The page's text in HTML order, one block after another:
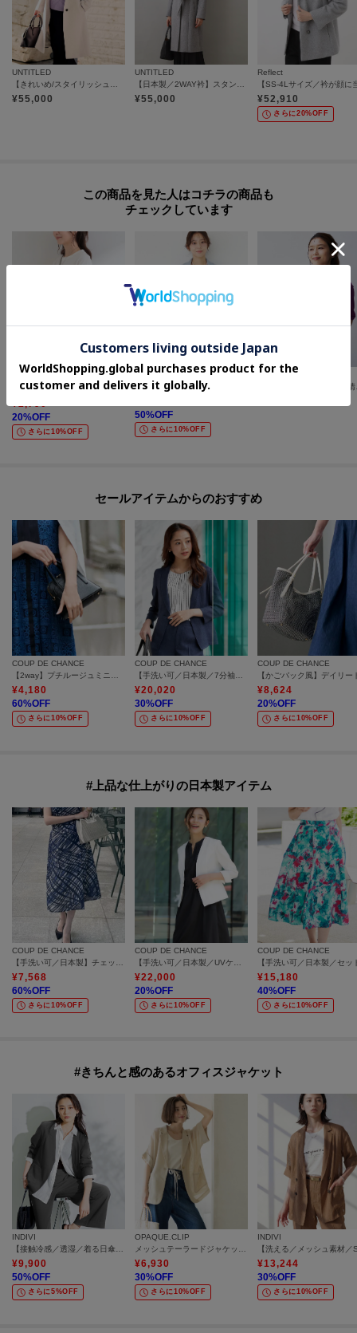
UNTITLED
【きれいめ/スタイリッシュ】2WAYスタンドカラーロングコート
¥55,000
UNTITLED
【日本製／2WAY衿】スタンドカラー ロングコート
¥55,000
Reflect
¥52,910
さらに20%OFF
この商品を見た人はコチラの商品も
チェックしています
SHOO・LA・RUE
メッシュショルダーバッグ
¥2,790
20%OFF
さらに10%OFF
COUP DE CHANCE
50%OFF
さらに10%OFF
UNTITLED
セールアイテムからのおすすめ
COUP DE CHANCE
【2way】プチルージュミニバッグ
¥4,180
60%OFF
さらに10%OFF
COUP DE CHANCE
【手洗い可／日本製／7分袖／UVケア】リネンライク テーラードジャケット
¥20,020
30%OFF
さらに10%OFF
COUP DE CHANCE
¥8,624
20%OFF
さらに10%OFF
#上品な仕上がりの日本製アイテム
COUP DE CHANCE
¥7,568
60%OFF
さらに10%OFF
COUP DE CHANCE
¥22,000
20%OFF
さらに10%OFF
COUP DE CHANCE
¥15,180
40%OFF
さらに10%OFF
#きちんと感のあるオフィスジャケット
INDIVI
【接触冷感／透湿／着る日傘】ノーカラージャケット
¥9,900
50%OFF
さらに5%OFF
OPAQUE.CLIP
メッシュテーラードジャケット【洗濯機OK】
¥6,930
30%OFF
さらに10%OFF
INDIVI
¥13,244
30%OFF
さらに10%OFF